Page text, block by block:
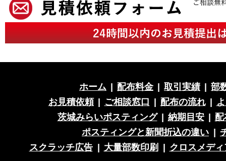
ホーム 配布料金 取引実績
部
お見積依頼
ご相談窓口 配布の流れ
茨城みらいポスティング
納期目安
ポスティングと新聞折込の違い
スクラッチ広告
大量部数印刷 クロスメディ